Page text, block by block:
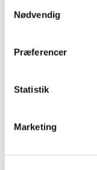
Nødvendig
Præferencer
Statistik
Marketing
Alle (44)
2015 (44)
oktober (4)